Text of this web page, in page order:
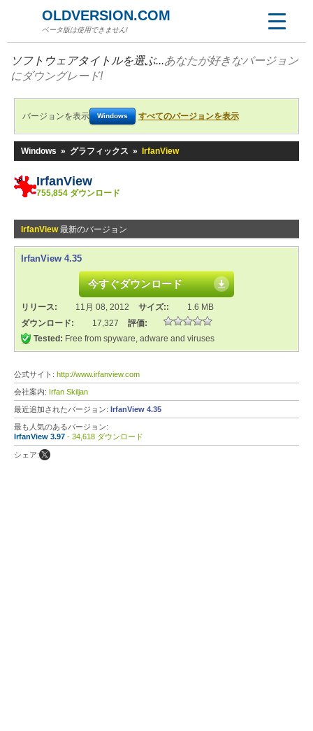
OLDVERSION.COM
ベータ版は使用できません!
ソフトウェアタイトルを選ぶ...あなたが好きなバージョン
にダウングレード!
バージョンを表示 Windows すべてのバージョンを表示
Windows » グラフィックス » IrfanView
IrfanView
755,854 ダウンロード
IrfanView最新のバージョン
IrfanView 4.35
今すぐダウンロード
リリース: 11月 08, 2012 サイズ::
1.6 MB
ダウンロード:
17,327
評価:
Tested: Free from spyware, adware and viruses
公式サイト: http://www.irfanview.com
会社案内: Irfan Skiljan
最近追加されたバージョン: IrfanView 4.35
最も人気のあるバージョン:
IrfanView 3.97 - 34,618 ダウンロード
シェア: